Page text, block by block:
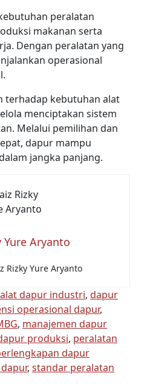
peralatan
makanan serta
Dengan peralatan yang
operasional
terhadap kebutuhan alat
menciptakan sistem
Melalui pemilihan dan
dapur mampu
jangka panjang.
Yure Aryanto
Rizky Yure Aryanto
alat dapur industri, dapur
operasional dapur,
, manajemen dapur
produksi, peralatan
dapur
, standar peralatan